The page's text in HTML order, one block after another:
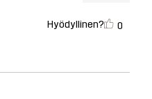
Hyödyllinen? 0